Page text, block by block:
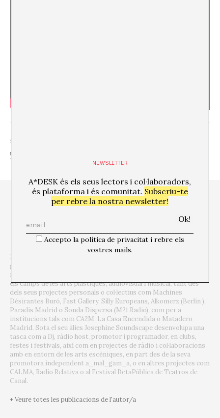
SHARE
Josephine Soundscapes és Jose Salas, director d’art, dissenyador
gràfic i creador audiovisual.
majoritàriament, a l’entramat cultural independent de Madrid, en
els camps de les arts plàstiques, audiovisual i musical, tant des
dels seus projectes personals o col·lectius com Machines
Désirantes Buró, Fast Gallery, Silly Europeans, Alkomerz (Berlín),
Paradís Madrid o Sonda Dispersa (M21 Radio), com per a
institucions tals com CA2M, La Casa Encendida o Matadero
Madrid. Sota el seu àlies Josephine Soundscape desenvolupa una
tasca com a Dj, ràdio host, promotor i programador, en clubs,
festes i festivals, així com en projectes de ràdio i col·laboracions
amb en entorn de les arts escèniques, en part des de la seva
promotora independent a_mal_gam_a, o en altres projectes com
CALMA, Radio Relativa o al Festival BetaPública de Teatros de
Canal.
+ Veure totes les publicacions de l'autor/a
NEWSLETTER
A*DESK és els seus lectors i col·laboradors,
és plataforma i és comunitat. Subscriu-te
per rebre la nostra newsletter!
Accepto la política de privacitat i rebre els
vostres mails.